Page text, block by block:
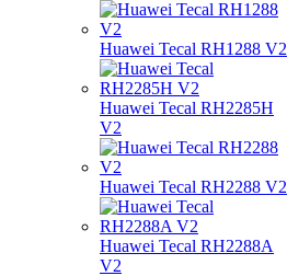
Huawei Tecal RH1288 V2
Huawei Tecal RH2285H
V2
Huawei Tecal RH2288 V2
Huawei Tecal RH2288A
V2